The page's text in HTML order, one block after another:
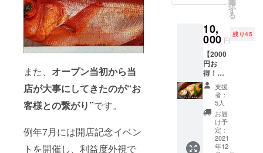
また、 オープン当初から当
店が大事にしてきたのが“お
客様との繋がり”です。
例年7月には開店記念イベン
トを開催し、利益度外視で
・回
数券の
限：
2021年
12月1日
から
2022年
11月29
日まで
※1枚
1,000円
のお食
事券は
一度で
の使い
きりに
なりま
す。お
釣りは
ご容赦
いただ
いてお
りま
ファン
ぼれ寿
司コー
ス利用
券（2名
様分）
※2日
前まで
に要予
約 ※
複数回
に分け
てのご
利用は
不可で
択
す
る
10,
000 円
残り45
【2000
円お
得！】
ディ
ナー専
用お食
事券×12
ディ
ナー専
支援
者：
5人
お届
け予
定：
2021
年12